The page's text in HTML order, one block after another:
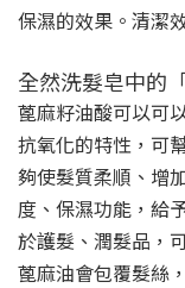
保濕的效果。清潔
全然洗髮皂中的
蓖麻籽油酸可以可
抗氧化的特性，可
夠使髮質柔順、增
度、保濕功能，給
於護髮、潤髮品，
蓖麻油會包覆髮絲